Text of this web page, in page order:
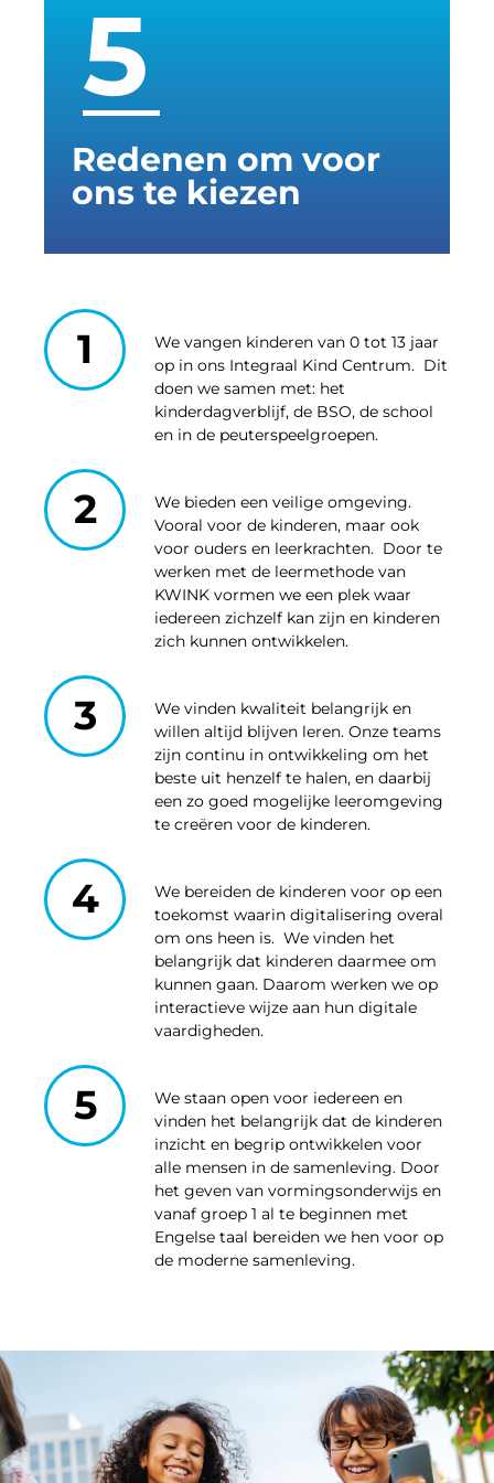
5
Redenen om voor
ons te kiezen
1
We vangen kinderen van 0 tot 13 jaar
op in ons Integraal Kind Centrum. Dit
doen we samen met: het
kinderdagverblijf, de BSO, de school
en in de peuterspeelgroepen.
2
We bieden een veilige omgeving.
Vooral voor de kinderen, maar ook
voor ouders en leerkrachten. Door te
werken met de leermethode van
KWINK vormen we een plek waar
iedereen zichzelf kan zijn en kinderen
zich kunnen ontwikkelen.
3
We vinden kwaliteit belangrijk en
willen altijd blijven leren. Onze teams
zijn continu in ontwikkeling om het
beste uit henzelf te halen, en daarbij
een zo goed mogelijke leeromgeving
te creëren voor de kinderen.
4
We bereiden de kinderen voor op een
toekomst waarin digitalisering overal
om ons heen is. We vinden het
belangrijk dat kinderen daarmee om
kunnen gaan. Daarom werken we op
interactieve wijze aan hun digitale
vaardigheden.
5
We staan open voor iedereen en
vinden het belangrijk dat de kinderen
inzicht en begrip ontwikkelen voor
alle mensen in de samenleving. Door
het geven van vormingsonderwijs en
vanaf groep 1 al te beginnen met
Engelse taal bereiden we hen voor op
de moderne samenleving.